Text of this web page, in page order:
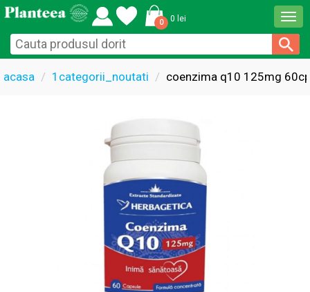
0 0 lei
acasa 1categorii_noutati coenzima q10 125mg